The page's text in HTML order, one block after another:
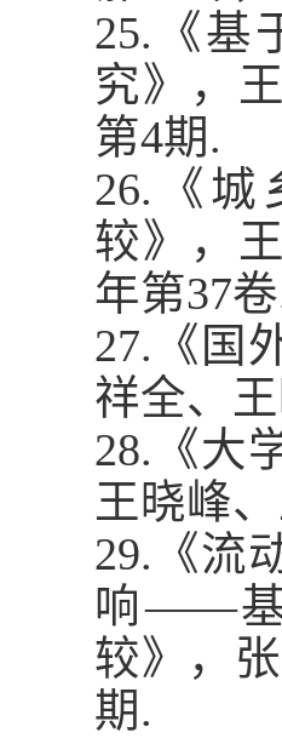
25. 《
究》，
第4期.
26. 《城
较》，
年第37卷
27. 《国
祥全、
28. 《大
王晓峰
29. 《流
响——基
较》，
期.